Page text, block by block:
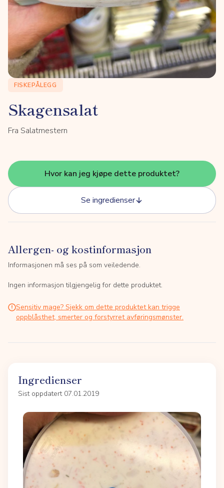
FISKEPÅLEGG
Skagensalat
Fra Salatmestern
Hvor kan jeg kjøpe dette produktet?
Se ingredienser
Allergen- og kostinformasjon
Informasjonen må ses på som veiledende.
Ingen informasjon tilgjengelig for dette produktet.
Sensitiv mage? Sjekk om dette produktet kan trigge
oppblåsthet, smerter og forstyrret avføringsmønster.
Ingredienser
Sist oppdatert 07.01.2019